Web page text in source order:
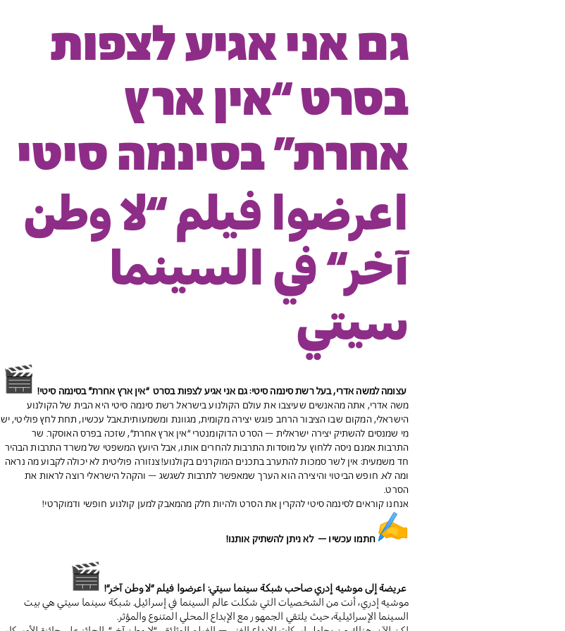
גם אני אגיע לצפות
בסרט “אין ארץ
אחרת” בסינמה סיטי
اعرضوا فيلم “لا وطن
آخر“ في السينما
سيتي
עצומה למשה אדרי, בעל רשת סינמה סיטי: גם אני אגיע לצפות בסרט “אין ארץ אחרת” בסינמה סיטי!
משה אדרי, אתה מהאנשים שעיצבו את עולם הקולנוע בישראל. רשת סינמה סיטי היא הבית של הקולנוע
הישראלי, המקום שבו הציבור הרחב פוגש יצירה מקומית, מגוונת ומשמעותית.אבל עכשיו, תחת לחץ פוליטי, יש
מי שמנסים להשתיק יצירה ישראלית – הסרט הדוקומנטרי “אין ארץ אחרת“, שזכה בפרס האוסקר. שר
התרבות אמנם ניסה ללחוץ על מוסדות התרבות להחרים אותו, אבל היועץ המשפטי של משרד התרבות הבהיר
חד משמעית: אין לשר סמכות להתערב בתכנים המוקרנים בקולנוע!צנזורה פוליטית לא יכולה לקבוע מה נראה
ומה לא. חופש הביטוי והיצירה הוא הערך שמאפשר לתרבות לשגשג – והקהל הישראלי רוצה לראות את
הסרט.
אנחנו קוראים לסינמה סיטי להקרין את הסרט ולהיות חלק מהמאבק למען קולנוע חופשי ודמוקרטי!
חתמו עכשיו – לא ניתן להשתיק אותנו!
عريضة إلى موشيه إدري صاحب شبكة سينما سيتي: اعرضوا فيلم “لا وطن آخر“!
موشيه إدري، أنت من الشخصيات التي شكلت عالم السينما في إسرائيل. شبكة سينما سيتي هي بيت
السينما الإسرائيلية، حيث يلتقي الجمهور مع الإبداع المحلي المتنوع والمؤثر.